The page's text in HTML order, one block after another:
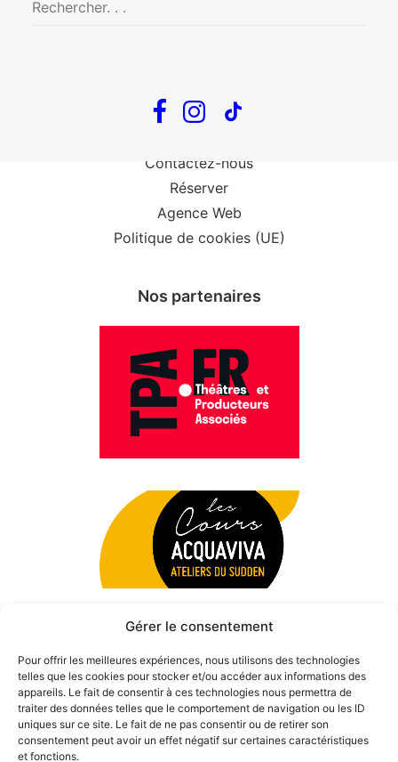
Gérer le consentement
Pour offrir les meilleures expériences, nous utilisons des technologies
telles que les cookies pour stocker et/ou accéder aux informations des
appareils. Le fait de consentir à ces technologies nous permettra de
traiter des données telles que le comportement de navigation ou les ID
uniques sur ce site. Le fait de ne pas consentir ou de retirer son
consentement peut avoir un effet négatif sur certaines caractéristiques
et fonctions.
Contactez-nous
Réserver
Agence Web
Politique de cookies (UE)
Nos partenaires